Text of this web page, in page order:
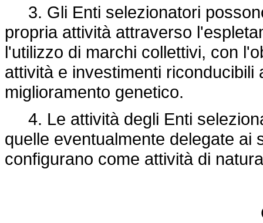
3. Gli Enti selezionatori
propria attività attraverso
l'utilizzo di marchi collettivi, con
attività e investimenti
miglioramento genetico.
4. Le attività degli Enti
quelle eventualmente delegate ai
configurano come attività di